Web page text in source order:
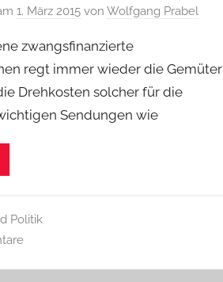
1. März 2015 von Wolfgang Prabel
zwangsfinanzierte
regt immer wieder die Gemüter
Drehkosten solcher für die
Sendungen wie
Politik